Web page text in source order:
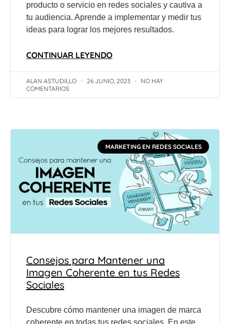
producto o servicio en redes sociales y cautiva a
tu audiencia. Aprende a implementar y medir tus
ideas para lograr los mejores resultados.
CONTINUAR LEYENDO
ALAN ASTUDILLO 26 JUNIO, 2023
NO HAY
COMENTARIOS
MARKETING EN REDES SOCIALES
Consejos para Mantener una
Imagen Coherente en tus Redes
Sociales
Descubre cómo mantener una imagen de marca